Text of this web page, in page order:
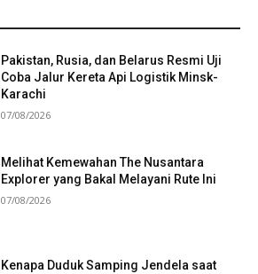
Pakistan, Rusia, dan Belarus Resmi Uji
Coba Jalur Kereta Api Logistik Minsk-
Karachi
07/08/2026
Melihat Kemewahan The Nusantara
Explorer yang Bakal Melayani Rute Ini
07/08/2026
Kenapa Duduk Samping Jendela saat